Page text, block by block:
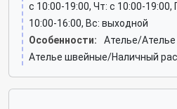
c 10:00-19:00, Чт: c 10:00-19:00,
10:00-16:00, Вс: выходной
Особенности:
Ателье/
Ателье швейные/Наличный